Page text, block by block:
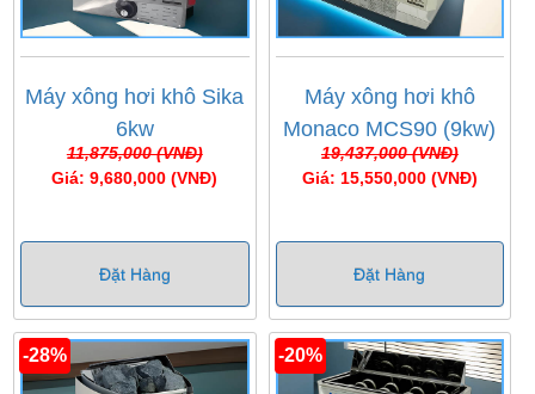
Máy xông hơi khô Sika
6kw
11,875,000 (VNĐ)
Giá: 9,680,000 (VNĐ)
Đặt Hàng
Máy xông hơi khô
Monaco MCS90 (9kw)
19,437,000 (VNĐ)
Giá: 15,550,000 (VNĐ)
Đặt Hàng
-28% -20%